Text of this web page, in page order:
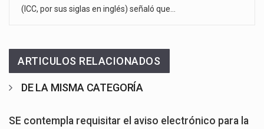
(ICC, por sus siglas en inglés) señaló que…
ARTICULOS RELACIONADOS
DE LA MISMA CATEGORÍA
SE contempla requisitar el aviso electrónico para la